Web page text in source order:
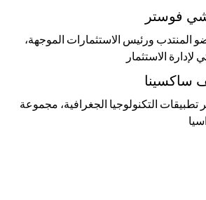
فوستر
المنتدب ورئيس الاستثمارات الموجهة،
لإدارة الاستثمار
ساكسينا
تطبيقات التكنولوجيا الجغرافية، مجموعة